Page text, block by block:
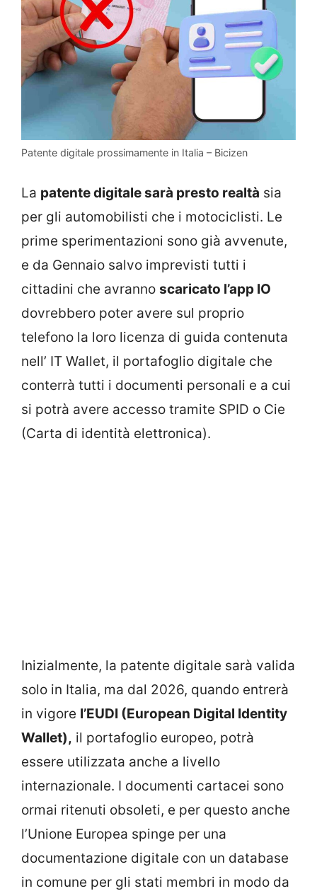
Patente digitale prossimamente in Italia – Bicizen
La patente digitale sarà presto realtà sia
per gli automobilisti che i motociclisti. Le
prime sperimentazioni sono già avvenute,
e da Gennaio salvo imprevisti tutti i
cittadini che avranno scaricato l’app IO
dovrebbero poter avere sul proprio
telefono la loro licenza di guida contenuta
nell’ IT Wallet, il portafoglio digitale che
conterrà tutti i documenti personali e a cui
si potrà avere accesso tramite SPID o Cie
(Carta di identità elettronica).
Inizialmente, la patente digitale sarà valida
solo in Italia, ma dal 2026, quando entrerà
in vigore l’EUDI (European Digital Identity
Wallet), il portafoglio europeo, potrà
essere utilizzata anche a livello
internazionale. I documenti cartacei sono
ormai ritenuti obsoleti, e per questo anche
l’Unione Europea spinge per una
documentazione digitale con un database
in comune per gli stati membri in modo da